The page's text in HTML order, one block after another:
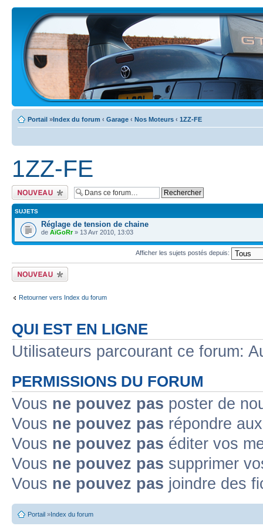
Portail »Index du forum ‹ Garage ‹ Nos Moteurs ‹ 1ZZ-FE
1ZZ-FE
Ecrire un nouveau
sujet
SUJETS
Réglage de tension de chaine
de AïGoRr» 13 Avr 2010, 13:03
Afficher les sujets postés depuis:
Ecrire un nouveau
sujet
Retourner vers Index du forum
QUI EST EN LIGNE
Utilisateurs parcourant ce forum:
PERMISSIONS DU FORUM
Vous ne pouvez pas poster de
Vous ne pouvez pas répondre
Vous ne pouvez pas éditer vos
Vous ne pouvez pas supprimer
Vous ne pouvez pas joindre des
Portail »Index du forum